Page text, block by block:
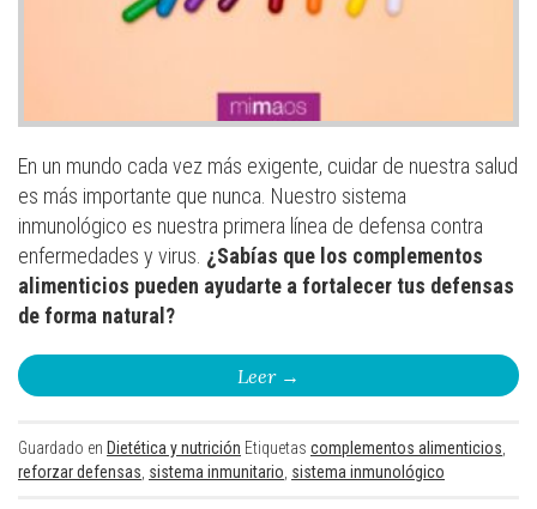
En un mundo cada vez más exigente, cuidar de nuestra salud
es más importante que nunca. Nuestro sistema
inmunológico es nuestra primera línea de defensa contra
enfermedades y virus. ¿Sabías que los complementos
alimenticios pueden ayudarte a fortalecer tus defensas
de forma natural?
Leer →
Guardado en Dietética y nutrición Etiquetas complementos alimenticios
reforzar defensas sistema inmunitario sistema inmunológico